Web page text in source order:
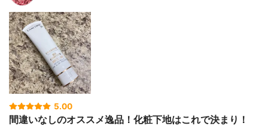
5.00
間違いなしのオススメ逸品！化粧下地はこれで決まり！